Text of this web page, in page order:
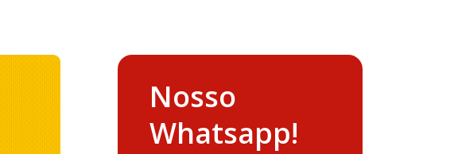
Nosso
Whatsapp!